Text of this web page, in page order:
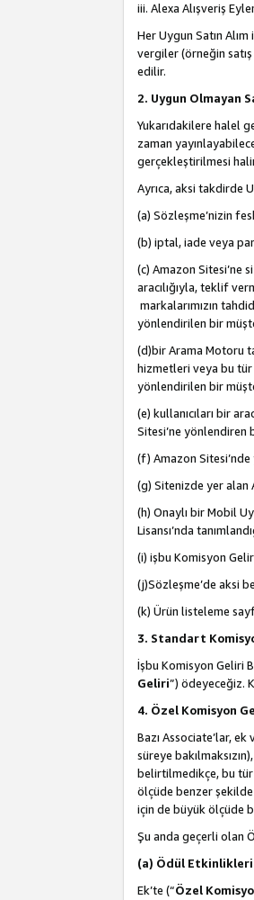
iii. Alexa Alışveriş
Her Uygun Satın
vergiler (örneğin
edilir.
2. Uygun Olmayan
Yukarıdakilere halel
zaman
gerçekleştirilmesi
Ayrıca, aksi takdirde
(a) Sözleşme’nizin
(b) iptal, iade veya
(c) Amazon Sitesi’ne
aracılığıyla, teklif
markalarımızın
yönlendirilen bir
(d)bir Arama Motoru
hizmetleri veya bu tür
yönlendirilen bir
(e) kullanıcıları bir
Sitesi’ne yönlendiren
(f) Amazon
(g) Sitenizde yer alan
(h) Onaylı bir Mobil
Lisansı’nda
(i) işbu Komisyon
(j)Sözleşme’de aksi
(k) Ürün listeleme
3. Standart
İşbu Komisyon Geliri
Geliri”) ödeyeceğiz.
4. Özel Komisyon
Bazı Associate’lar,
süreye
belirtilmedikçe, bu tür
ölçüde benzer
için de büyük ölçüde
Şu anda geçerli olan
(a) Ödül Etkinlikleri
Ek’te (“Özel